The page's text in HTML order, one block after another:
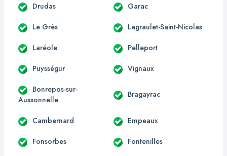
Drudas Garac
Le Grès Lagraulet-Saint-Nicolas
Laréole Pelleport
Puysségur Vignaux
Bonrepos-sur-
Aussonnelle
Bragayrac
Cambernard Empeaux
Fonsorbes Fontenilles